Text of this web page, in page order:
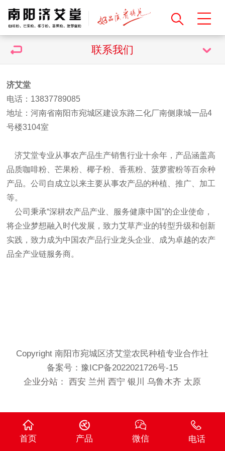
联系我们
济艾堂
电话：13837789085
地址：河南省南阳市宛城区建设东路二化厂南侧康城一品4
号楼3104室
济艾堂专业从事农产品生产销售行业十余年，产品涵盖高
品质咖啡粉、芒果粉、椰子粉、香蕉粉、菠萝蜜粉等百余种
产品。公司自成立以来主要从事农产品的种植、推广、加工
等。
公司秉承“深耕农产品产业、服务健康中国”的企业使命，
将企业梦想融入时代发展，致力艾草产业的转型升级和创新
实践，致力成为中国农产品行业龙头企业、成为卓越的农产
品全产业链服务商。
Copyright 南阳市宛城区济艾堂农民种植专业合作社
备案号：豫ICP备2022021726号-15
企业分站：
西安 兰州 西宁 银川 乌鲁木齐 太原
首页 产品 微信 电话